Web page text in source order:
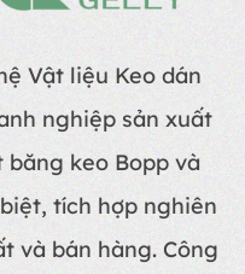
Vật liệu Keo dán
nghiệp sản xuất
keo Bopp và
tích hợp nghiên
và bán hàng. Công